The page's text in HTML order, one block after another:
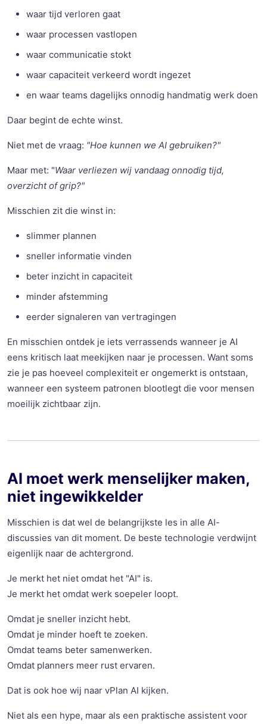
waar tijd verloren gaat
waar processen vastlopen
waar communicatie stokt
waar capaciteit verkeerd wordt ingezet
en waar teams dagelijks onnodig handmatig werk doen
Daar begint de echte winst.
Niet met de vraag: "Hoe kunnen we AI gebruiken?"
Maar met: "Waar verliezen wij vandaag onnodig tijd,
overzicht of grip?"
Misschien zit die winst in:
slimmer plannen
sneller informatie vinden
beter inzicht in capaciteit
minder afstemming
eerder signaleren van vertragingen
En misschien ontdek je iets verrassends wanneer je AI
eens kritisch laat meekijken naar je processen. Want soms
zie je pas hoeveel complexiteit er ongemerkt is ontstaan,
wanneer een systeem patronen blootlegt die voor mensen
moeilijk zichtbaar zijn.
AI moet werk menselijker maken,
niet ingewikkelder
Misschien is dat wel de belangrijkste les in alle AI-
discussies van dit moment. De beste technologie verdwijnt
eigenlijk naar de achtergrond.
Je merkt het niet omdat het "AI" is.
Je merkt het omdat werk soepeler loopt.
Omdat je sneller inzicht hebt.
Omdat je minder hoeft te zoeken.
Omdat teams beter samenwerken.
Omdat planners meer rust ervaren.
Dat is ook hoe wij naar vPlan AI kijken.
Niet als een hype, maar als een praktische assistent voor